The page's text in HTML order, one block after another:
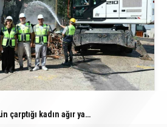
Karacabey Belediyesi’nden metruk yapılara geçit yok
Yolcu otobüsünün çarptığı kadın ağır yaralandı